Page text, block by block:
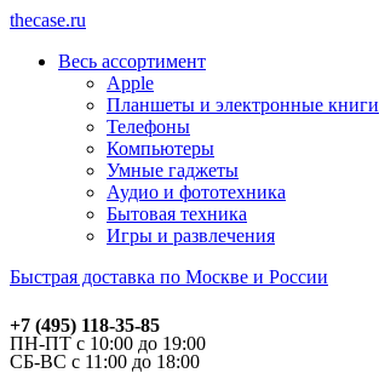
thecase.ru
Весь ассортимент
Apple
Планшеты и электронные книги
Телефоны
Компьютеры
Умные гаджеты
Аудио и фототехника
Бытовая техника
Игры и развлечения
Быстрая доставка по Москве и России
+7 (495) 118-35-85
ПН-ПТ с 10:00 до 19:00
СБ-ВС с 11:00 до 18:00